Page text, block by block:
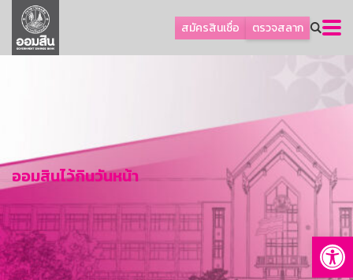
สมัครสินเชื่อ ตรวจสลาก
ลูกค้าธุรกิจ
ลูกค้าผู้ประกอบรายย่อย
การพัฒนาที่ยั่งยืน
ข่าวสาร
บริการทางการเงิน
อื่นๆ
ติดต่อเรา
ออมสินไว้กินวันหน้า